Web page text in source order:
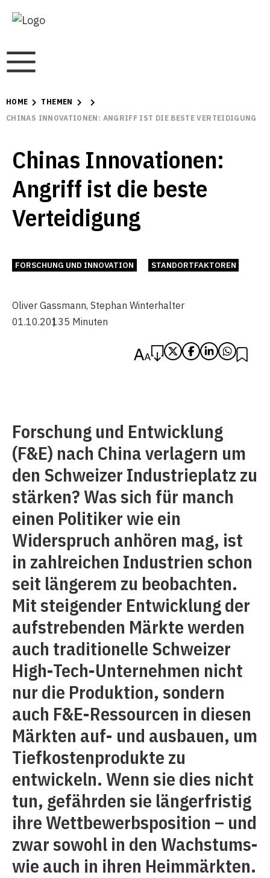
HOME
THEMEN
CHINAS INNOVATIONEN: ANGRIFF IST DIE BESTE VERTEIDIGUNG
Chinas Innovationen:
Angriff ist die beste
Verteidigung
FORSCHUNG UND INNOVATION STANDORTFAKTOREN
Oliver Gassmann, Stephan Winterhalter
01.10.20135 Minuten
Forschung und Entwicklung
(F&E) nach China verlagern um
den Schweizer Industrieplatz zu
stärken? Was sich für manch
einen Politiker wie ein
Widerspruch anhören mag, ist
in zahlreichen Industrien schon
seit längerem zu beobachten.
Mit steigender Entwicklung der
aufstrebenden Märkte werden
auch traditionelle Schweizer
High-Tech-Unternehmen nicht
nur die Produktion, sondern
auch F&E-Ressourcen in diesen
Märkten auf- und ausbauen, um
Tiefkostenprodukte zu
entwickeln. Wenn sie dies nicht
tun, gefährden sie längerfristig
ihre Wettbewerbsposition – und
zwar sowohl in den Wachstums-
wie auch in ihren Heimmärkten.